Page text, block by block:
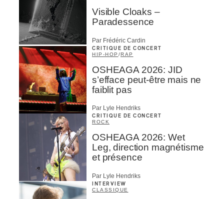
Visible Cloaks –
Paradessence
Par Frédéric Cardin
CRITIQUE DE CONCERT
HIP-HOP /RAP
OSHEAGA 2026: JID
s’efface peut-être mais ne
faiblit pas
Par Lyle Hendriks
CRITIQUE DE CONCERT
ROCK
OSHEAGA 2026: Wet
Leg, direction magnétisme
et présence
Par Lyle Hendriks
INTERVIEW
CLASSIQUE